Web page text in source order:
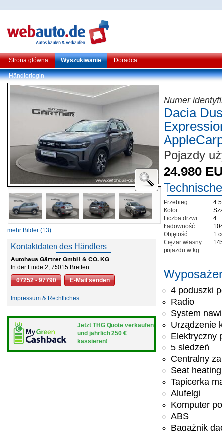
Strona główna Wyszukiwanie Doradca
Händlerlogin
mehr Bilder (13)
Kontaktdaten des Händlers
Autohaus Gärtner GmbH & CO. KG
In der Linde 2, 75015 Bretten
07252 - 97790
E-Mail senden
Impressum & Rechtliches
Jetzt THG Quote verkaufen
und jährlich 250 €
kassieren!
Numer
Dacia
Pojazdy
24.980
Przebieg:
Kolor:
Liczba drzwi:
4
Ładowność:
Objętość:
1
Ciężar własny
pojazdu w kg.:
4 poduszki
Radio
System
Urządzenie
Elektryczny
5 siedzeń
Centralny
Seat heating
Tapicerka
Alufelgi
Komputer
ABS
Bagażnik